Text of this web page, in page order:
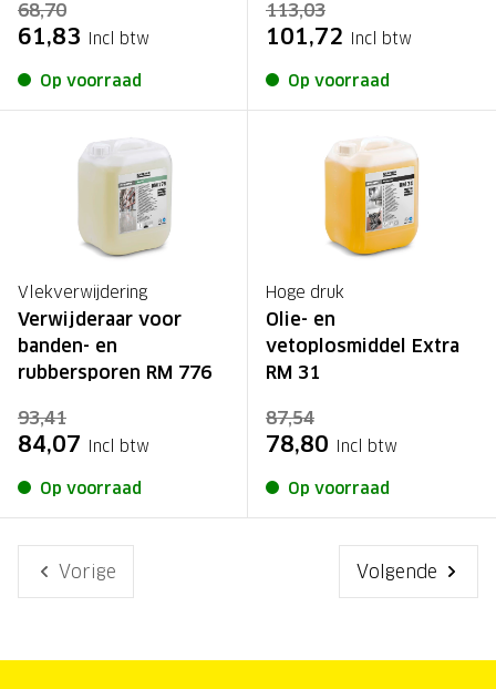
68,70
61,83 Incl btw
Op voorraad
113,03
101,72 Incl btw
Op voorraad
Vlekverwijdering
Verwijderaar voor
banden- en
rubbersporen RM 776
93,41
84,07 Incl btw
Op voorraad
Hoge druk
Olie- en
vetoplosmiddel Extra
RM 31
87,54
78,80 Incl btw
Op voorraad
Vorige Volgende